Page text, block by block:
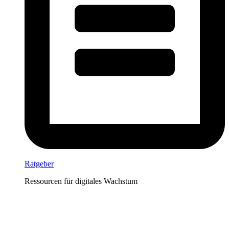
Ratgeber
Ressourcen für digitales Wachstum